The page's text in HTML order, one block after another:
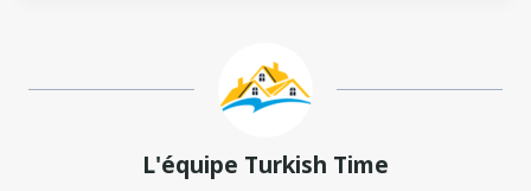
L'équipe Turkish Time